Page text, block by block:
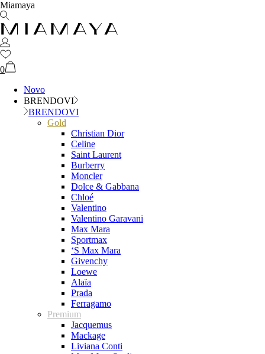
Miamaya
0
Novo
BRENDOVI
BRENDOVI
Gold
Christian Dior
Celine
Saint Laurent
Burberry
Moncler
Dolce & Gabbana
Chloé
Valentino
Valentino Garavani
Max Mara
Sportmax
‘S Max Mara
Givenchy
Loewe
Alaïa
Prada
Ferragamo
Premium
Jacquemus
Mackage
Liviana Conti